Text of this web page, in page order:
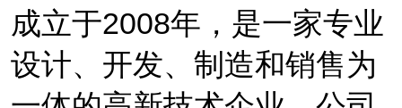
成立于2008年，是一家专业
设计、开发、制造和销售为